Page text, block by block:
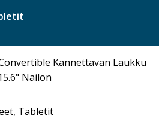
, Tabletit